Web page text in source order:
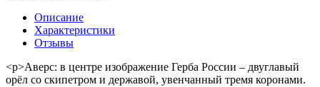
Описание
Характеристики
Отзывы
<p>Аверс: в центре изображение Герба России – двуглавый
орёл со скипетром и державой, увенчанный тремя коронами.